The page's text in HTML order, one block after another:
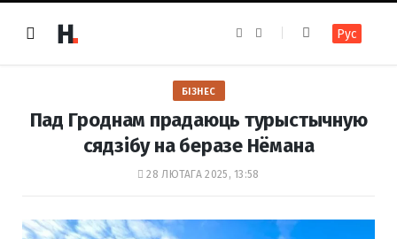
e
k
t
a
m
Рус
БІЗНЕС
Пад Гроднам прадаюць турыстычную
сядзібу на беразе Нёмана
28 ЛЮТАГА 2025, 13:58